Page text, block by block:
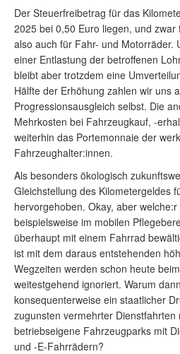
Der Steuerfreibetrag für das
2025 bei 0,50 Euro liegen, und
also auch für Fahr- und Motorräder.
einer Entlastung der betroffenen
bleibt aber trotzdem eine
Hälfte der Erhöhung zahlen wir uns
Progressionsausgleich selbst. Die
Mehrkosten bei Fahrzeugkauf, -
weiterhin das Portemonnaie der
Fahrzeughalter:innen.
Als besonders ökologisch
Gleichstellung des Kilometergeldes
hervorgehoben. Okay, aber
beispielsweise im mobilen
überhaupt mit einem Fahrrad
ist mit dem daraus entstehenden
Wegzeiten werden schon heute
weitestgehend ignoriert. Warum
konsequenterweise ein staatlicher
zugunsten vermehrter Dienstfahrten
betriebseigene Fahrzeugparks mit
und -E-Fahrrädern?